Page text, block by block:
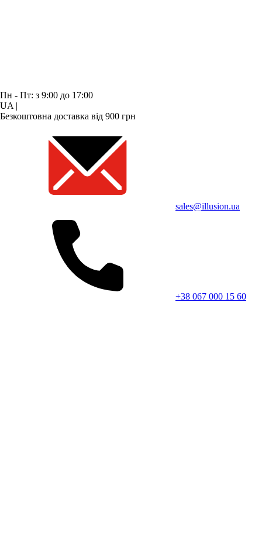
Пн - Пт: з 9:00 до 17:00
UA |
Безкоштовна доставка від 900 грн
sales@illusion.ua
+38 067 000 15 60